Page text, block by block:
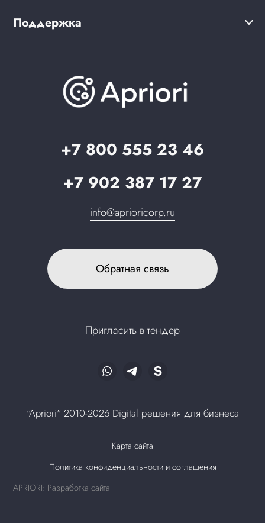
+7 800 555 23 46
+7 902 387 17 27
info@aprioricorp.ru
Обратная связь
Пригласить в тендер
Дизайн интернет-магазина
Brander: подбор названия сайта
Варианты оплаты
Скидки и бонусы
О компании
Поддержка
Документация
Вопрос-ответ
Запрос в поддержку
"Apriori" 2010-2026 Digital решения для бизнеса
Карта сайта
Политика конфиденциальности и соглашения
APRIORI: Разработка сайта